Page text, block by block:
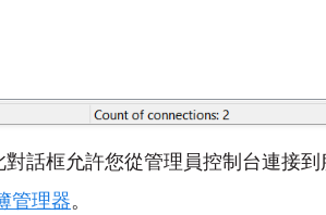
話框允許您從管理員控制台連接到
管理器。